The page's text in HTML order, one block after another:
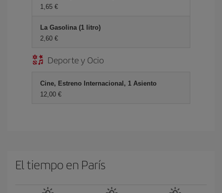
1,65 €
La Gasolina (1 litro)
2,60 €
Deporte y Ocio
Cine, Estreno Internacional, 1 Asiento
12,00 €
El tiempo en París